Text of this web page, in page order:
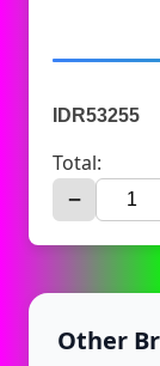
IDR53255
Total:
−
Other